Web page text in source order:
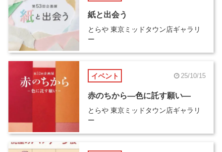
紙と出会う
とらや 東京ミッドタウン店ギャラリ
ー
イベント 25/10/15
赤のちから―色に託す願い―
とらや 東京ミッドタウン店ギャラリ
ー